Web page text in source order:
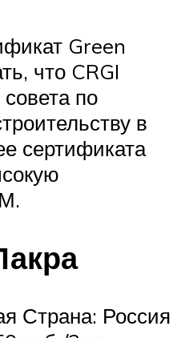
Green
что CRGI
по
в
сертификата
Страна: Россия